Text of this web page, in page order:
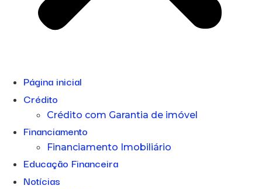
Página inicial
Crédito
Crédito com Garantia de imóvel
Financiamento
Financiamento Imobiliário
Educação Financeira
Notícias